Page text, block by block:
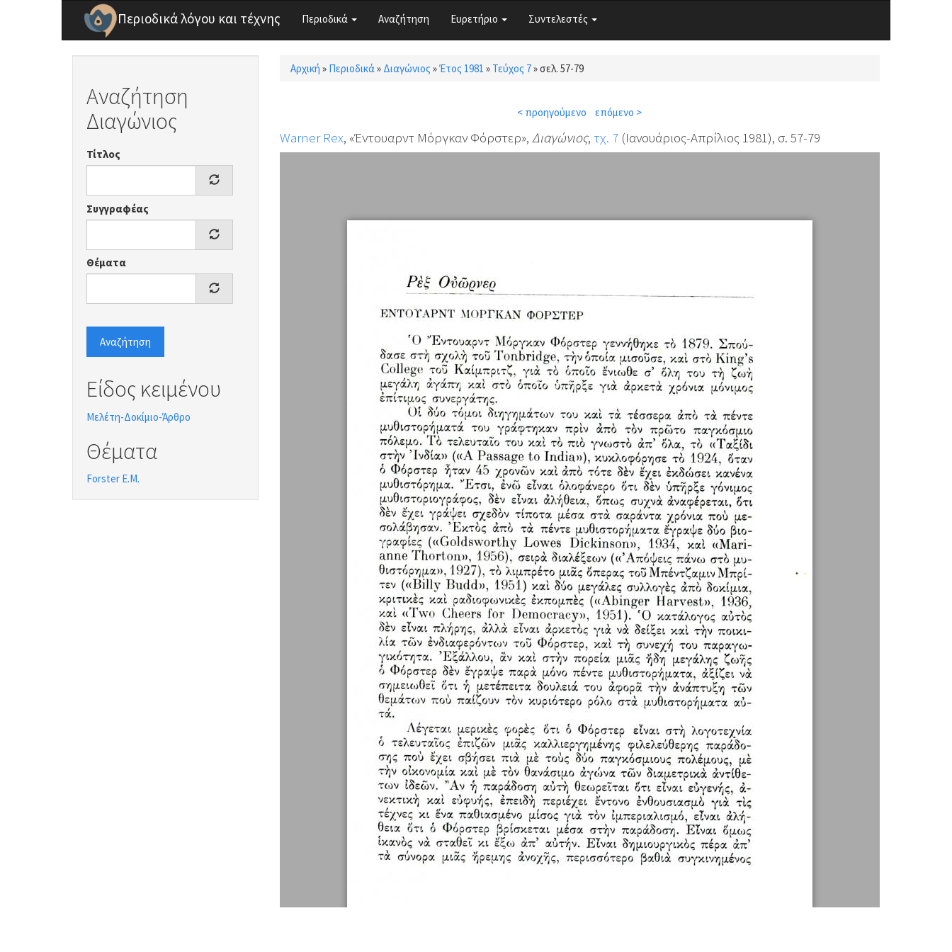
Παράκαμψη προς το κυρίως περιεχόμενο
Περιοδικά λόγου και τέχνης Περιοδικά Αναζήτηση Ευρετήριο Συντελεστές
Αναζήτηση
Διαγώνιος
Τίτλος
Συγγραφέας
Θέματα
Αναζήτηση
Είδος κειμένου
Μελέτη-Δοκίμιο-Άρθρο
Θέματα
Forster E.M.
Είστε εδώ
Αρχική » Περιοδικά» Διαγώνιος »Έτος 1981 » Τεύχος 7»σελ. 57-79
< προηγούμενο επόμενο >
Warner Rex, «Έντουαρντ Μόργκαν Φόρστερ», Διαγώνιος, τχ. 7(Ιανουάριος-Απρίλιος 1981), σ. 57-79